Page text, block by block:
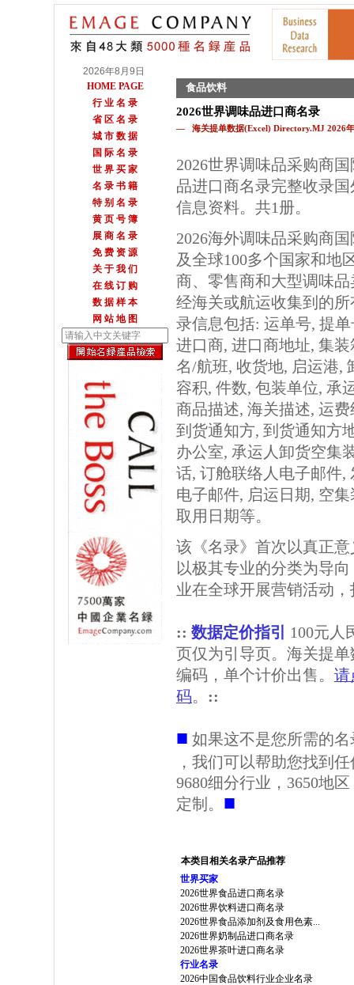
2026年8月9日
HOME PAGE
行 业 名 录
省 区 名 录
城 市 数 据
国 际 名 录
世 界 买 家
名 录 书 籍
特 别 名 录
黄 页 号 簿
展 商 名 录
免 费 资 源
关 于 我 们
在 线 订 购
数 据 样 本
网 站 地 图
食品饮料
2026世界调味品进口商名录
— 海关提单数据(Excel) Directory.MJ 2026
2026世界调味品采购商
品进口商名录完整收录
信息资料。共1册。
2026海外调味品采购商
及全球100多个国家和地
商、零售商和大型调味
经海关或航运收集到的
录信息包括: 运单号, 提
进口商, 进口商地址, 集
名/航班, 收货地, 启运港,
容积, 件数, 包装单位, 承
商品描述, 海关描述, 运
到货通知方, 到货通知方
办公室, 承运人卸货空集
话, 订舱联络人电子邮件,
电子邮件, 启运日期, 空
取用日期等。
该《名录》首次以真正
以极其专业的分类为导
业在全球开展营销活动
:: 数据定价指引
100元人
页仅为引导页。海关提
编码，单个计价出售。 请
码。 ::
■ 如果这不是您所需的
，我们可以帮助您找到
9680细分行业，3650地
定制。 ■
本类目相关名录产品推荐
世界买家
2026世界食品进口商名录
2026世界饮料进口商名录
2026世界食品添加剂及食用色素...
2026世界奶制品进口商名录
2026世界茶叶进口商名录
行业名录
2026中国食品饮料行业企业名录